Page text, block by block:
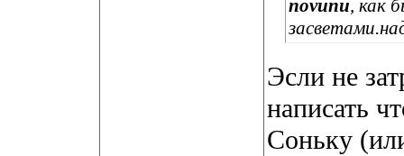
novunu, как
Эсли не
написать
Соньку